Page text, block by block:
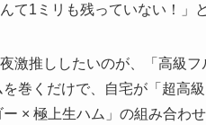
て1ミリも残っていない！」
激推ししたいのが、「高級
巻くだけで、自宅が「超高
× 極上生ハム」の組み合わせ